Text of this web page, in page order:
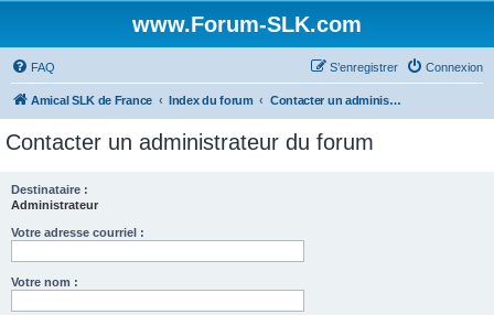
www.Forum-SLK.com
FAQ Connexion
S’enregistrer
Amical SLK de France Index du forum Contacter un administrateur du forum
Contacter un administrateur du forum
Destinataire :
Administrateur
Votre adresse courriel :
Votre nom :